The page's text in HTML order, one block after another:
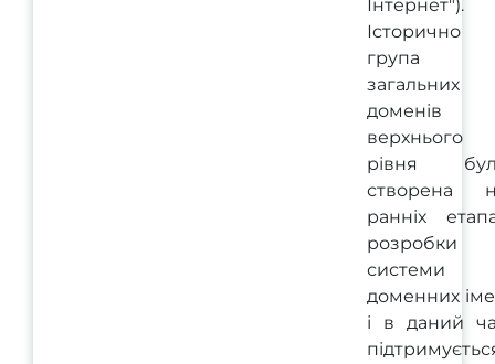
Інтернет").
Історично
група
загальних
доменів
верхнього
рівня
створена
ранніх
розробки
системи
доменних
і в даний